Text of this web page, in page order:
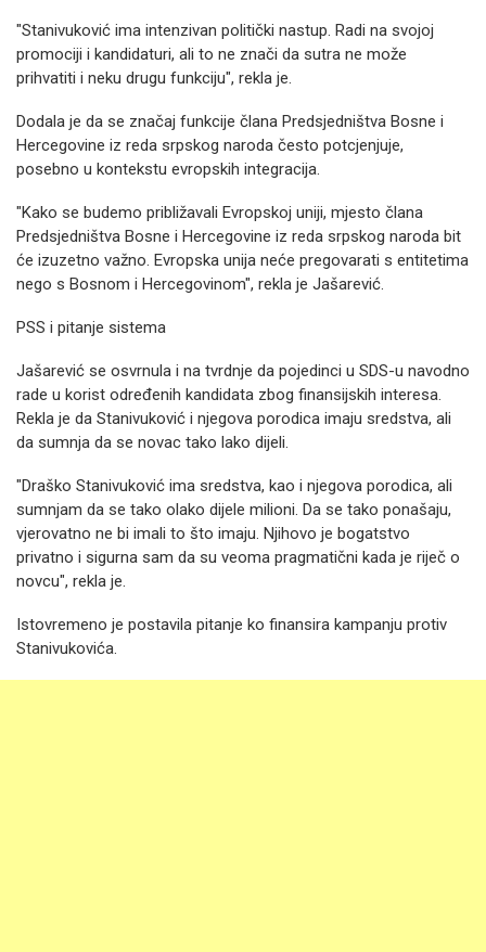
"Stanivuković ima intenzivan politički nastup. Radi na svojoj
promociji i kandidaturi, ali to ne znači da sutra ne može
prihvatiti i neku drugu funkciju", rekla je.
Dodala je da se značaj funkcije člana Predsjedništva Bosne i
Hercegovine iz reda srpskog naroda često potcjenjuje,
posebno u kontekstu evropskih integracija.
"Kako se budemo približavali Evropskoj uniji, mjesto člana
Predsjedništva Bosne i Hercegovine iz reda srpskog naroda bit
će izuzetno važno. Evropska unija neće pregovarati s entitetima
nego s Bosnom i Hercegovinom", rekla je Jašarević.
PSS i pitanje sistema
Jašarević se osvrnula i na tvrdnje da pojedinci u SDS-u navodno
rade u korist određenih kandidata zbog finansijskih interesa.
Rekla je da Stanivuković i njegova porodica imaju sredstva, ali
da sumnja da se novac tako lako dijeli.
"Draško Stanivuković ima sredstva, kao i njegova porodica, ali
sumnjam da se tako olako dijele milioni. Da se tako ponašaju,
vjerovatno ne bi imali to što imaju. Njihovo je bogatstvo
privatno i sigurna sam da su veoma pragmatični kada je riječ o
novcu", rekla je.
Istovremeno je postavila pitanje ko finansira kampanju protiv
Stanivukovića.